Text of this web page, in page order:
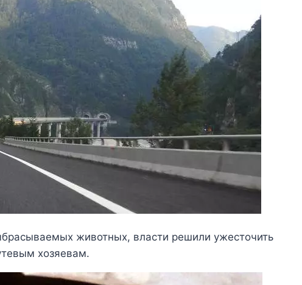
животных, власти решили ужесточить
хозяевам.